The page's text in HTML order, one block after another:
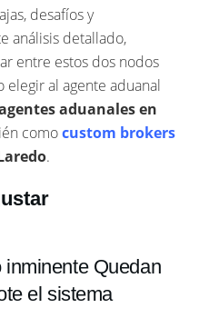
desafíos y
análisis detallado,
entre estos dos nodos
elegir al agente aduanal
aduanales en
comocustom brokers
.
Quedan
el sistema